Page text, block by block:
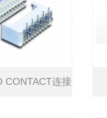
CONTACT连接